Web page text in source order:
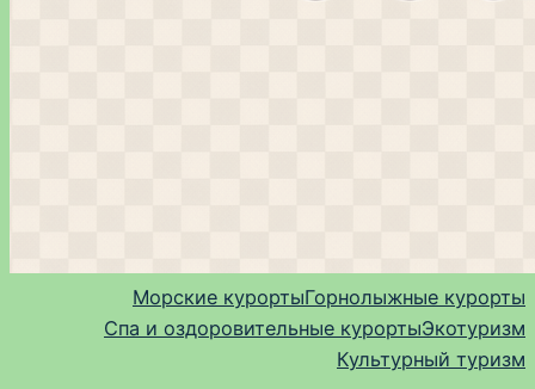
Морские курортыГорнолыжные курорты
Спа и оздоровительные курортыЭкотуризм
Культурный туризм